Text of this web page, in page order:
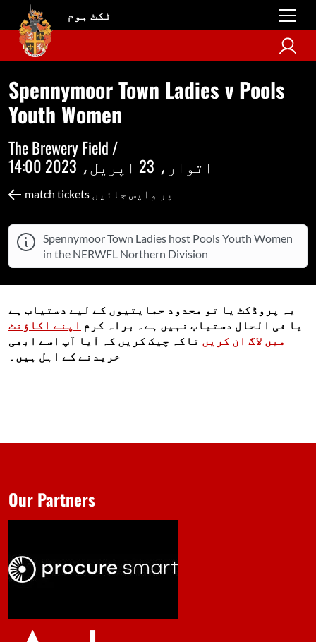
ٹکٹ ہوم
Spennymoor Town Ladies v Pools
Youth Women
The Brewery Field /
اتوار، 23 اپریل، 2023 14:00
match tickets پر واپس جائیں
Spennymoor Town Ladies host Pools Youth Women
in the NERWFL Northern Division
یہ پروڈکٹ یا تو محدود حمایتیوں کے لیے دستیاب ہے
یا فی الحال دستیاب نہیں ہے۔ براہ کرم اپنے اکاؤنٹ
میں لاگ ان کریں تاکہ چیک کریں کہ آیا آپ اسے ابھی
خریدنے کے اہل ہیں۔
Our Partners